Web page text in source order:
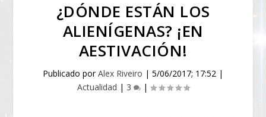
¿DÓNDE ESTÁN LOS
ALIENÍGENAS? ¡EN
AESTIVACIÓN!
Publicado porAlex Riveiro | 5/06/2017; 17:52 |
Actualidad | 3 |